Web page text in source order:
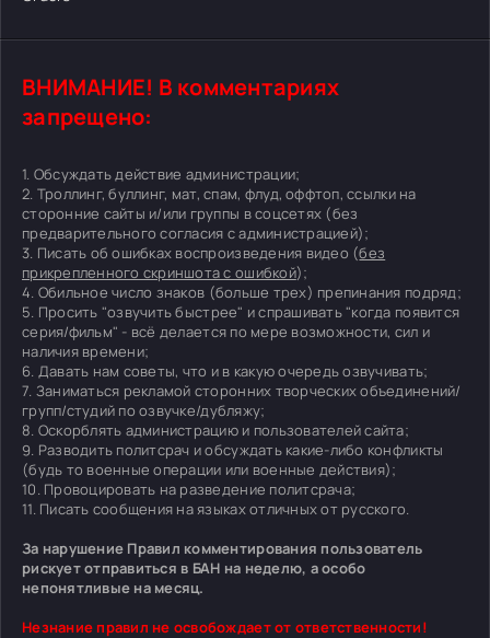
ВНИМАНИЕ! В комментариях
запрещено:
1. Обсуждать действие администрации;
2. Троллинг, буллинг, мат, спам, флуд, оффтоп, ссылки на
сторонние сайты и/или группы в соцсетях (без
предварительного согласия с администрацией);
3. Писать об ошибках воспроизведения видео (без
прикрепленного скриншота с ошибкой);
4. Обильное число знаков (больше трех) препинания подряд;
5. Просить "озвучить быстрее" и спрашивать "когда появится
серия/фильм" - всё делается по мере возможности, сил и
наличия времени;
6. Давать нам советы, что и в какую очередь озвучивать;
7. Заниматься рекламой сторонних творческих объединений/
групп/студий по озвучке/дубляжу;
8. Оскорблять администрацию и пользователей сайта;
9. Разводить политсрач и обсуждать какие-либо конфликты
(будь то военные операции или военные действия);
10. Провоцировать на разведение политсрача;
11. Писать сообщения на языках отличных от русского.
За нарушение Правил комментирования пользователь
рискует отправиться в БАН на неделю, а особо
непонятливые на месяц.
Незнание правил не освобождает от ответственности!